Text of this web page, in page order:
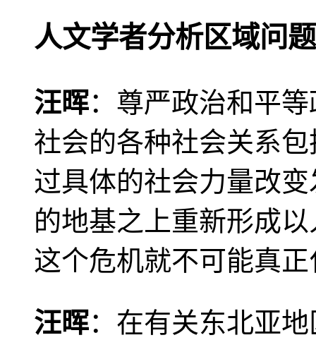
人文学者分析区域问题
汪晖：尊严政治和平
社会的各种社会关系
过具体的社会力量改
的地基之上重新形成
这个危机就不可能真
汪晖：在有关东北亚